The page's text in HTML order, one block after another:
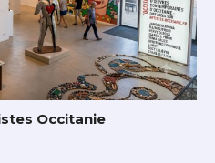
Occitanie